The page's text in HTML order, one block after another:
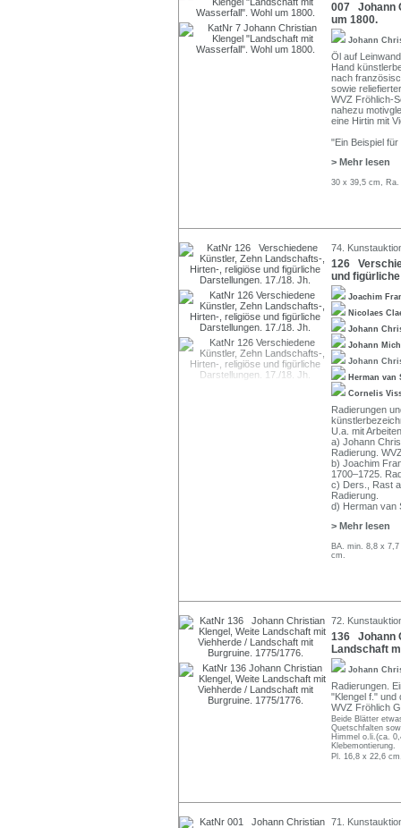
007 Johann
um 1800.
Johann
Öl auf
Hand
nach
sowie
WVZ Fröhlich-
nahezu
eine Hirtin mit
"Ein Beispiel für
> Mehr lesen
30 x 39,5 cm,
74.
126
und
Joachim
Nicolaes
Johann
Johann
Johann
Herman van
Cornelis
Radierungen
U.a. mit
a) Johann
Radierung.
b) Joachim
1700–1725.
c) Ders., Rast
Radierung.
d) Herman van
> Mehr lesen
BA. min. 8,8 x
cm.
72.
136 Johann
Landschaft
Johann
Radierungen.
"Klengel f." und
WVZ Fröhlich
Beide Blätter
Quetschfalten
Himmel o.li.(ca.
Klebemontierung.
Pl. 16,8 x 22,6
71.